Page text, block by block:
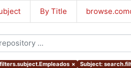
By Title
× Subject: